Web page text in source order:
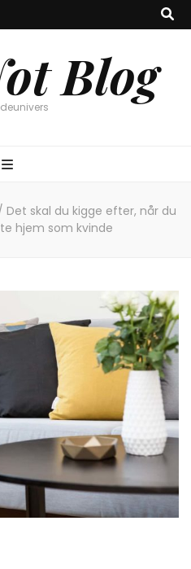
Blog
Det skal du kigge efter, når du
hjem som kvinde